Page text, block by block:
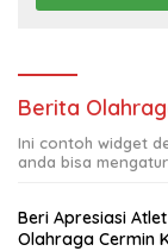
Berita
Ini contoh widget
anda bisa
Beri Apresiasi
Olahraga Cermin